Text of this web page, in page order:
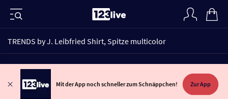
TRENDS by J. Leibfried Shirt, Spitze multicolor
Mit der App noch schneller zum Schnäppchen! Zur App